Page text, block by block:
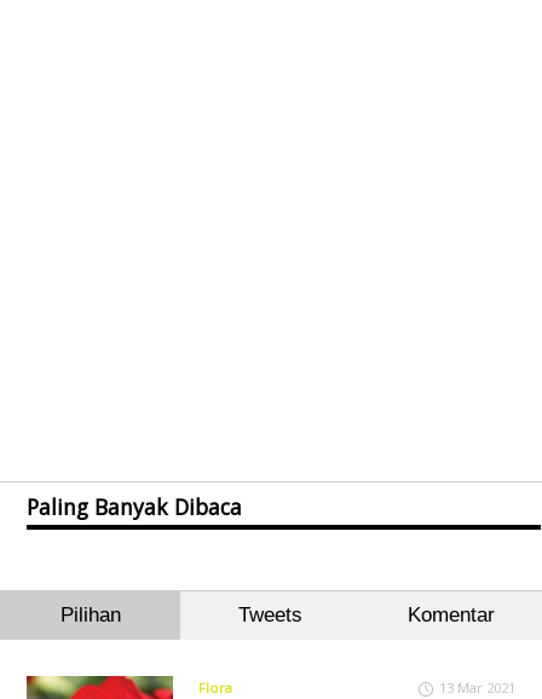
Paling Banyak Dibaca
Pilihan Tweets Komentar
Flora 13 Mar 2021